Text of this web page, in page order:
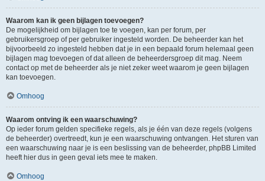
Waarom kan ik geen bijlagen toevoegen?
De mogelijkheid om bijlagen toe te voegen, kan per forum, per
gebruikersgroep of per gebruiker ingesteld worden. De beheerder kan het
bijvoorbeeld zo ingesteld hebben dat je in een bepaald forum helemaal geen
bijlagen mag toevoegen of dat alleen de beheerdersgroep dit mag. Neem
contact op met de beheerder als je niet zeker weet waarom je geen bijlagen
kan toevoegen.
Omhoog
Waarom ontving ik een waarschuwing?
Op ieder forum gelden specifieke regels, als je één van deze regels (volgens
de beheerder) overtreedt, kun je een waarschuwing ontvangen. Het sturen van
een waarschuwing naar je is een beslissing van de beheerder, phpBB Limited
heeft hier dus in geen geval iets mee te maken.
Omhoog